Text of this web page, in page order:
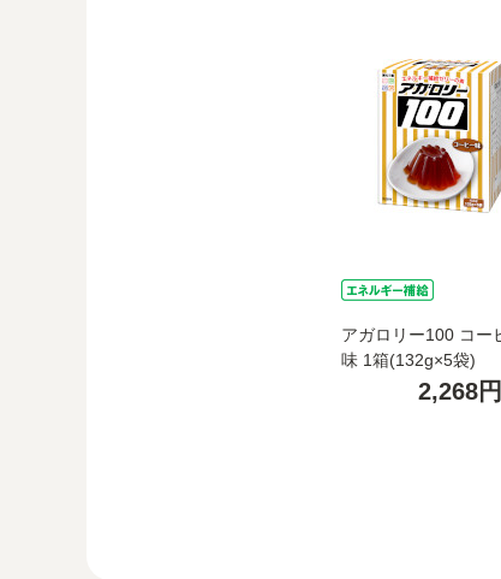
アガロリー100 コー
味 1箱(132g×5袋)
2,268円